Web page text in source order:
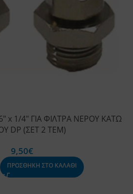
x 1/4″ ΓΙΑ ΦΙΛΤΡΑ ΝΕΡΟΥ ΚΑΤΩ
DP (ΣΕΤ 2 ΤΕΜ)
9,50€
ΠΡΟΣΘΗΚΗ ΣΤΟ ΚΑΛΑΘΙ